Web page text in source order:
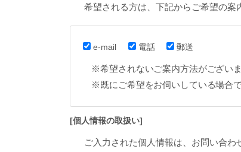
希望される方は、下記からご希望の案
e-mail 電話 郵送
※希望されないご案内方法がござい
※既にご希望をお伺いしている場合
[個人情報の取扱い]
ご入力された個人情報は、お問い合わ